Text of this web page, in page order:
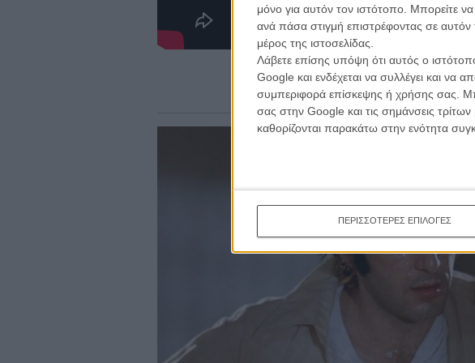
μόνο για αυτόν τον ιστότοπο. Μπορείτε
ανά πάσα στιγμή επιστρέφοντας σε
μέρος της ιστοσελίδας.
Λάβετε επίσης υπόψη ότι αυτός ο
Google και ενδέχεται να συλλέγει και να
συμπεριφορά επίσκεψης ή χρήσης σας.
σας στην Google και τις σημάνσεις
καθορίζονται παρακάτω στην ενότητα
ΠΕΡΙΣΣΟΤΕΡΕΣ ΕΠΙΛΟΓΕΣ
κινηματογραφικές ειδήσεις |
κριτικές | συνεντεύξεις |